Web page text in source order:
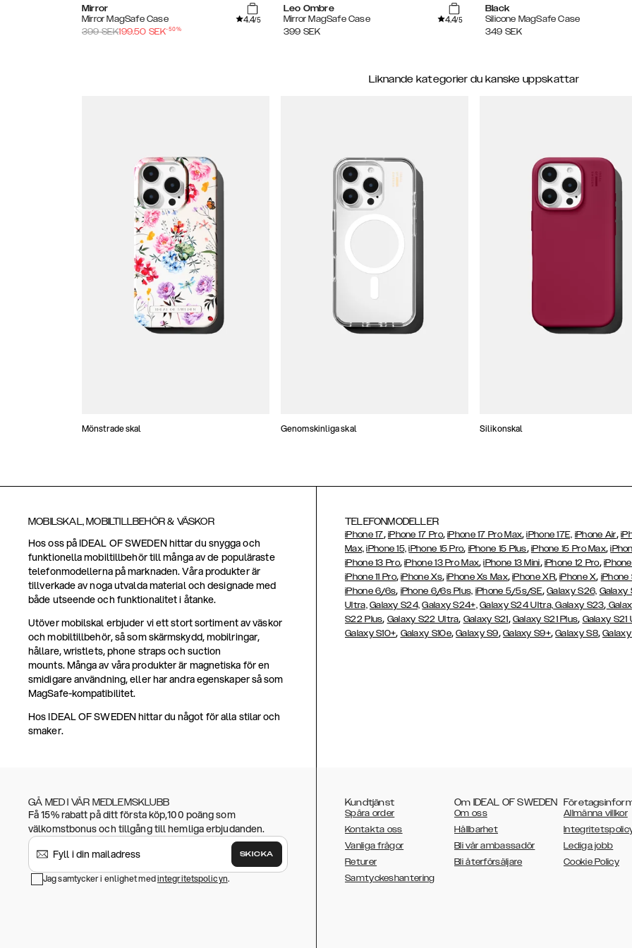
Mirror
Mirror MagSafe Case
4.4/5
399SEK199.50 SEK-50%
Leo Ombre
Mirror MagSafe Case
4.4/5
399 SEK
Black
Silicone MagSafe Case
349 SEK
Liknande kategorier du kanske uppskattar
Mönstrade skal Genomskinliga skal Silikonskal
MOBILSKAL, MOBILTILLBEHÖR & VÄSKOR
Hos oss på IDEAL OF SWEDEN hittar du snygga och
funktionella mobiltillbehör till många av de populäraste
telefonmodellerna på marknaden. Våra produkter är
tillverkade av noga utvalda material och designade med
både utseende och funktionalitet i åtanke.
Utöver mobilskal erbjuder vi ett stort sortiment av väskor
och mobiltillbehör, så som skärmskydd, mobilringar,
hållare, wristlets, phone straps och suction
mounts. Många av våra produkter är magnetiska för en
smidigare användning, eller har andra egenskaper så som
MagSafe-kompatibilitet.
Hos IDEAL OF SWEDEN hittar du något för alla stilar och
smaker.
TELEFONMODELLER
iPhone 17, iPhone 17 Pro,iPhone 17 Pro Max,iPhone 17E, iPhone Air,
Max, iPhone 15, iPhone 15 Pro, iPhone 15 Plus, iPhone 15 Pro Max,
iPhone 13 Pro,iPhone 13 Pro Max,iPhone 13 Mini, iPhone 12 Pro, iPhone
iPhone 11 Pro,iPhone Xs,iPhone Xs Max,iPhone XR,iPhone X,
iPhone 6/6s, iPhone 6/6s Plus, iPhone 5/5s/SE,Galaxy S26, Galaxy
Ultra, Galaxy S24, Galaxy S24+, Galaxy S24 Ultra, Galaxy S23,
S22 Plus, Galaxy S22 Ultra, Galaxy S21, Galaxy S21 Plus, Galaxy S21
Galaxy S10+, Galaxy S10e,Galaxy S9, Galaxy S9+,Galaxy S8,
GÅ MED I VÅR MEDLEMSKLUBB
Få 15% rabatt på ditt första köp,100 poäng som
välkomstbonus och tillgång till hemliga erbjudanden.
SKICKA
Jag samtycker i enlighet medintegritetspolicyn.
Kundtjänst
Spåra order
Kontakta oss
Vanliga frågor
Returer
Samtyckeshantering
Om IDEAL OF SWEDEN
Om oss
Hållbarhet
Bli vår ambassadör
Bli återförsäljare
Allmänna villkor
Lediga jobb
Cookie Policy
AUSTRALIA